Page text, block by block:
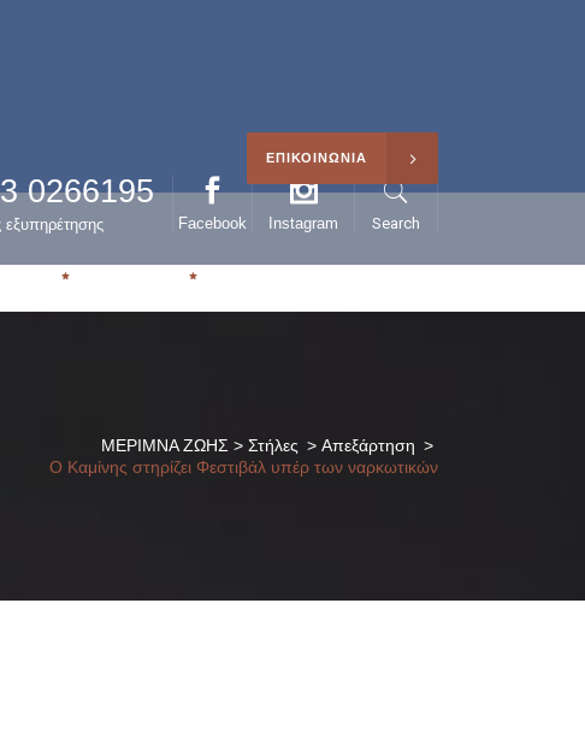
0266195
Facebook Instagram Search
ΕΠΙΚΟΙΝΩΝΙΑ
ΜΕΡΙΜΝΑ ΖΩΗΣ > Στήλες > Απεξάρτηση >
Ο Καμίνης στηρίζει Φεστιβάλ υπέρ των ναρκωτικών